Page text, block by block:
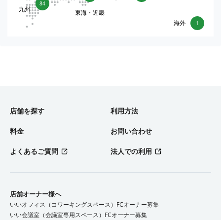
東海・近畿
84
九州
1
海外
店舗を探す 利用方法
料金 お問い合わせ
よくあるご質問 法人での利用
店舗オーナー様へ
いいオフィス（コワーキングスペース）FCオーナー募集
いい会議室（会議室専用スペース）FCオーナー募集